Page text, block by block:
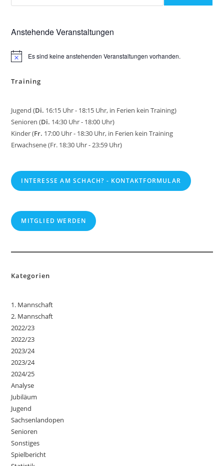
Anstehende Veranstaltungen
H
w
s
Es sind keine anstehenden Veranstaltungen vorhanden.
Training
Jugend (Di. 16:15 Uhr - 18:15 Uhr, in Ferien kein Training)
Senioren (Di. 14:30 Uhr - 18:00 Uhr)
Kinder (Fr. 17:00 Uhr - 18:30 Uhr, in Ferien kein Training
Erwachsene (Fr. 18:30 Uhr - 23:59 Uhr)
INTERESSE AM SCHACH? - KONTAKTFORMULAR
MITGLIED WERDEN
Kategorien
1. Mannschaft
2. Mannschaft
2022/23
2022/23
2023/24
2023/24
2024/25
Analyse
Jubiläum
Jugend
Sachsenlandopen
Senioren
Sonstiges
Spielbericht